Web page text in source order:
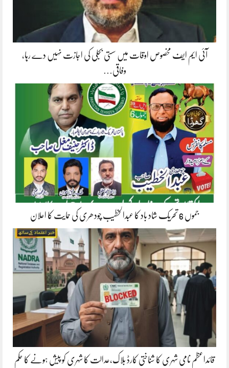
آئی ایم ایف مخصوص اوقات میں سستی بجلی کی اجازت نہیں دے رہا،
وفاقی…
جموں 6 تحریک شاد باد کا عبدالخطیب چودھری کی حمایت کا اعلان
قائداعظم نامی شہری کا شناختی کارڈ بلاک،عدالت کا شہری کو پیش ہونے کا حکم